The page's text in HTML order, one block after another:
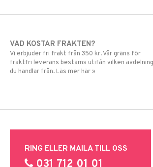
VAD KOSTAR FRAKTEN?
Vi erbjuder fri frakt från 350 kr. Vår gräns för
fraktfri leverans bestäms utifån vilken avdelning
du handlar från. Läs mer här »
RING ELLER MAILA TILL OSS
031 712 01 01